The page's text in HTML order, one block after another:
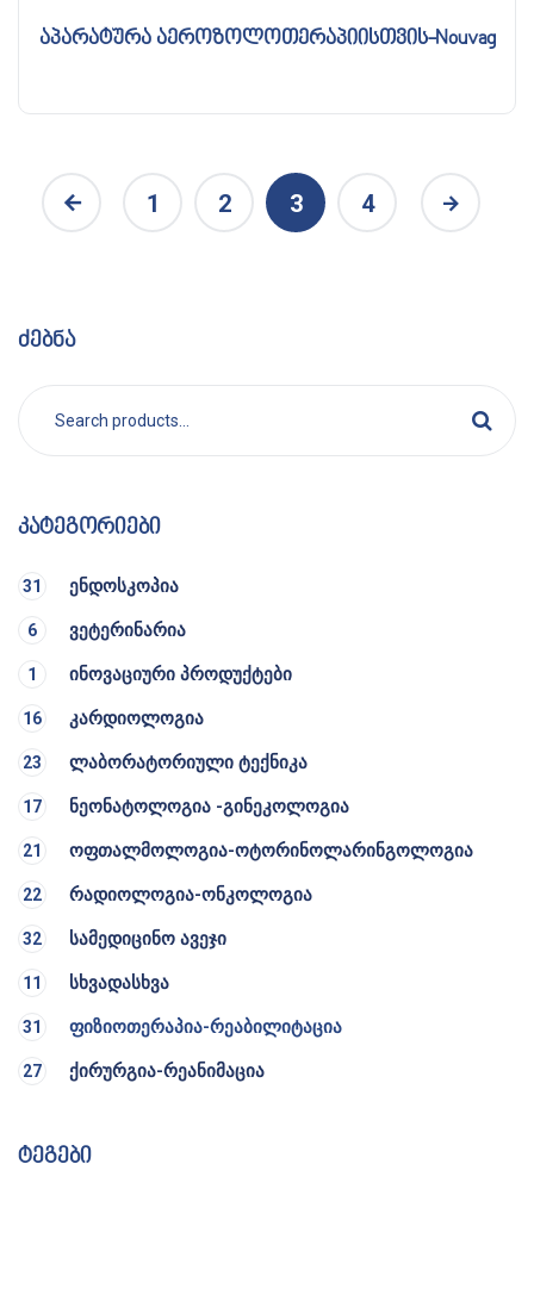
აპარატურა აეროზოლოთერაპიისთვის-Nouvag
1 2 3 4
ძებნა
კატეგორიები
ენდოსკოპია
31
ვეტერინარია
6
ინოვაციური პროდუქტები
1
კარდიოლოგია
16
ლაბორატორიული ტექნიკა
23
ნეონატოლოგია -გინეკოლოგია
17
ოფთალმოლოგია-ოტორინოლარინგოლოგია
21
რადიოლოგია-ონკოლოგია
22
სამედიცინო ავეჯი
32
სხვადასხვა
11
ფიზიოთერაპია-რეაბილიტაცია
31
ქირურგია-რეანიმაცია
27
ტეგები